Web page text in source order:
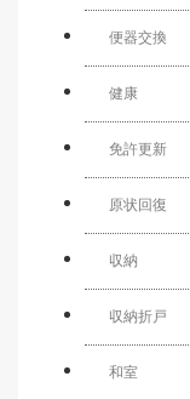
便器交換
健康
免許更新
原状回復
収納
収納折戸
和室